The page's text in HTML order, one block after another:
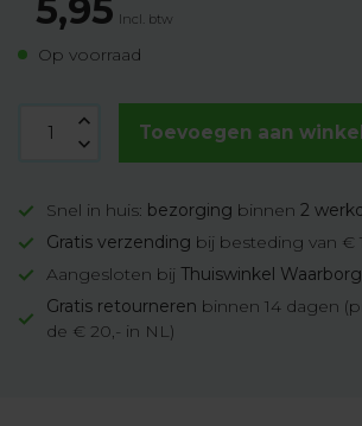
5,95 Incl. btw
Op voorraad
Toevoegen aan
Snel in huis: bezorging binnen 2
Gratis verzending bij besteding van €
Aangesloten bij Thuiswinkel Waarborg
Gratis retourneren binnen 14 dagen
de € 20,- in NL)